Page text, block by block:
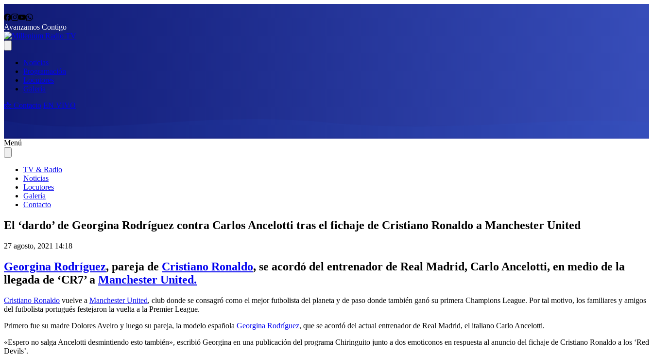
Avanzamos Contigo
Noticias
Programación
Locutores
Galería
📩 Contacto EN VIVO
Menú
TV & Radio
Noticias
Locutores
Galería
Contacto
El ‘dardo’ de Georgina Rodríguez contra Carlos Ancelotti tras el fichaje de Cristiano Ronaldo a Manchester United
27 agosto, 2021 14:18
Georgina Rodríguez, pareja de Cristiano Ronaldo, se acordó del entrenador de Real Madrid, Carlo Ancelotti, en medio de la
llegada de ‘CR7’ a Manchester United.
Cristiano Ronaldo vuelve a Manchester United, club donde se consagró como el mejor futbolista del planeta y de paso donde también ganó su primera Champions League. Por tal motivo, los familiares y amigos
del futbolista portugués festejaron la vuelta a la Premier League.
Primero fue su madre Dolores Aveiro y luego su pareja, la modelo española Georgina Rodríguez, que se acordó del actual entrenador de Real Madrid, el italiano Carlo Ancelotti.
«Espero no salga Ancelotti desmintiendo esto también», escribió Georgina en una publicación del programa Chiringuito junto a dos emoticonos en respuesta al anuncio del fichaje de Cristiano Ronaldo a los ‘Red
Devils’.